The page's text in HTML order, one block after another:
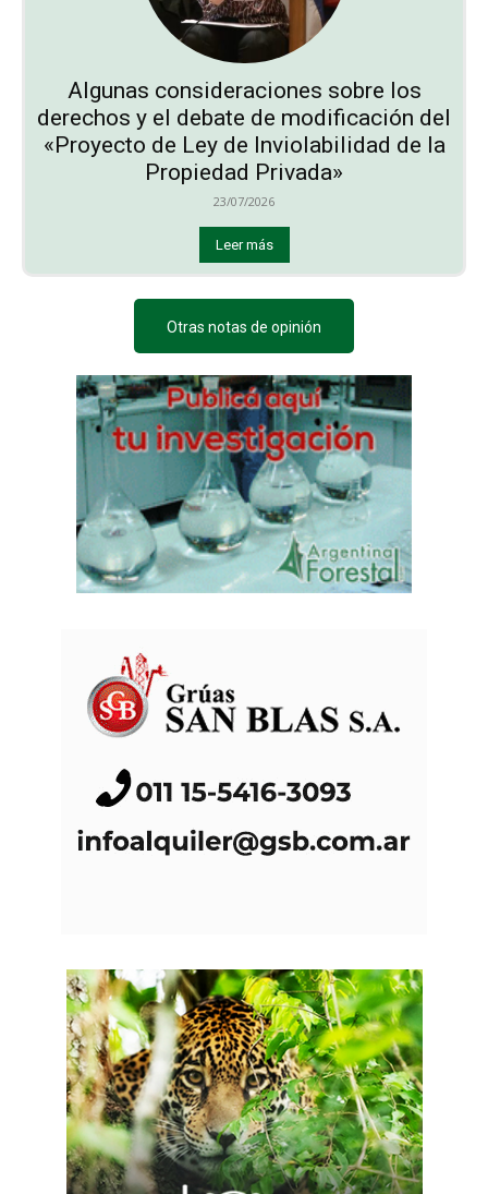
Algunas consideraciones sobre los
derechos y el debate de modificación del
«Proyecto de Ley de Inviolabilidad de la
Propiedad Privada»
23/07/2026
Leer más
Otras notas de opinión